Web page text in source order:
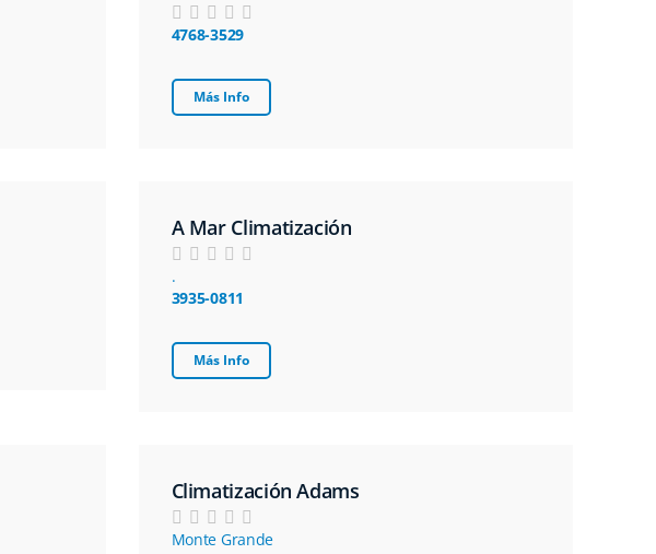
4768-3529
Más Info
A Mar Climatización
.
3935-0811
Más Info
Climatización Adams
Monte Grande